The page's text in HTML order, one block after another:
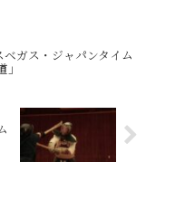
ベガス・ジャパンタイム